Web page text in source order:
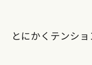
とにかくテンシ